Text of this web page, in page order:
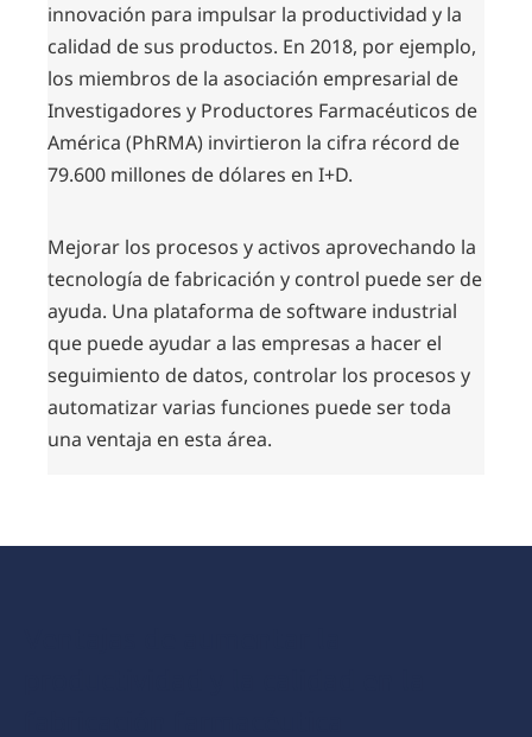
innovación para impulsar la productividad y la
calidad de sus productos. En 2018, por ejemplo,
los miembros de la asociación empresarial de
Investigadores y Productores Farmacéuticos de
América (PhRMA) invirtieron la cifra récord de
79.600 millones de dólares en I+D.
Mejorar los procesos y activos aprovechando la
tecnología de fabricación y control puede ser de
ayuda. Una plataforma de software industrial
que puede ayudar a las empresas a hacer el
seguimiento de datos, controlar los procesos y
automatizar varias funciones puede ser toda
una ventaja en esta área.